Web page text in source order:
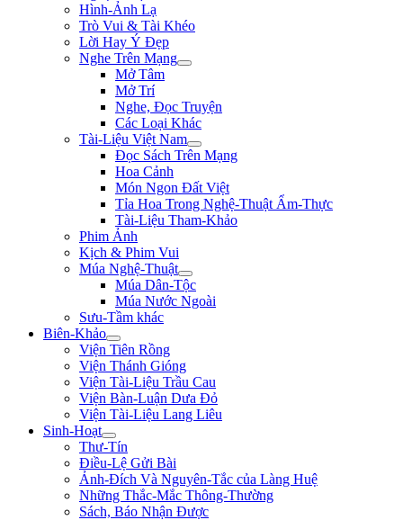
Hình-Ảnh Lạ
Trò Vui & Tài Khéo
Lời Hay Ý Đẹp
Nghe Trên Mạng
Mở Tâm
Mở Trí
Nghe, Đọc Truyện
Các Loại Khác
Tài-Liệu Việt Nam
Đọc Sách Trên Mạng
Hoa Cảnh
Món Ngon Đất Việt
Tỉa Hoa Trong Nghệ-Thuật Ẩm-Thực
Tài-Liệu Tham-Khảo
Phim Ảnh
Kịch & Phim Vui
Múa Nghệ-Thuật
Múa Dân-Tộc
Múa Nước Ngoài
Sưu-Tầm khác
Biên-Khảo
Viện Tiên Rồng
Viện Thánh Gióng
Viện Tài-Liệu Trầu Cau
Viện Bàn-Luận Dưa Đỏ
Viện Tài-Liệu Lang Liêu
Sinh-Hoạt
Thư-Tín
Điều-Lệ Gửi Bài
Ảnh-Đích Và Nguyên-Tắc của Làng Huệ
Những Thắc-Mắc Thông-Thường
Sách, Báo Nhận Được